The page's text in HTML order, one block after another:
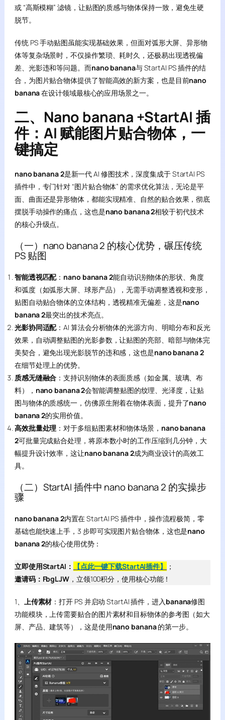
或 “高斯模糊” 滤镜，让贴图的质感与物体保持一致，避免生硬
脱节。
传统 PS 手动贴图虽能实现基础效果，但面对弧形大屏、异形物
体等复杂场景时，不仅操作繁琐、耗时久，还极易出现透视偏
差、光影违和等问题。而nano banana与 StartAI PS 插件的结
合，为图片贴合物体提供了智能高效的新方案，也是目前nano
banana在设计领域最核心的应用场景之一。
二、Nano banana +StartAI 插
件：AI 赋能图片贴合物体，一
键搞定
nano banana 2是新一代 AI 修图技术，深度集成于 StartAI PS
插件中，专门针对 “图片贴合物体” 的需求优化算法，无论是平
面、曲面还是异形物体，都能实现精准、自然的贴合效果，彻底
摆脱手动操作的痛点，这也是nano banana 2相较于初代技术
的核心升级点。
（一）nano banana 2 的核心优势，碾压传统
PS 贴图
智能透视匹配： nano banana 2能自动识别物体的形状、角度
和弧度（如弧形大屏、球形产品），无需手动调整透视和变形，
贴图自动贴合物体的立体结构，透视精准无偏差，这是nano
banana 2最突出的技术亮点。
光影协同适配：AI 算法会分析物体的光源方向、明暗分布和反光
效果，自动调整贴图的光影参数，让贴图的亮部、暗部与物体完
美契合，避免出现光影脱节的违和感，这也是nano banana 2
在细节处理上的优势。
质感无缝融合 ：支持识别物体的表面质感（如金属、玻璃、布
料）， nano banana 2会智能调整贴图的纹理、光泽度，让贴
图与物体的质感统一，仿佛原生附着在物体表面，提升了nano
banana 2的实用价值。
高效批量处理 ：对于多组贴图素材和物体场景， nano banana
2可批量完成贴合处理，将原本数小时的工作压缩到几分钟，大
幅提升设计效率，这让nano banana 2成为商业设计的高效工
具。
（二）StartAI 插件中 nano banana 2 的实操步
骤
nano banana 2内置在 StartAI PS 插件中，操作流程极简，零
基础也能快速上手，3 步即可实现图片贴合物体，这也是nano
banana 2的核心使用优势：
立即使用StartAI： 【点此一键下载StartAI插件】
；
邀请码：FbgLJW，立领100积分，使用核心功能！
1、 上传素材：打开 PS 并启动 StartAI 插件，进入banana修图
功能模块，上传需要贴合的图片素材和目标物体的参考图（如大
屏、产品、建筑等），这是使用nano banana的第一步。